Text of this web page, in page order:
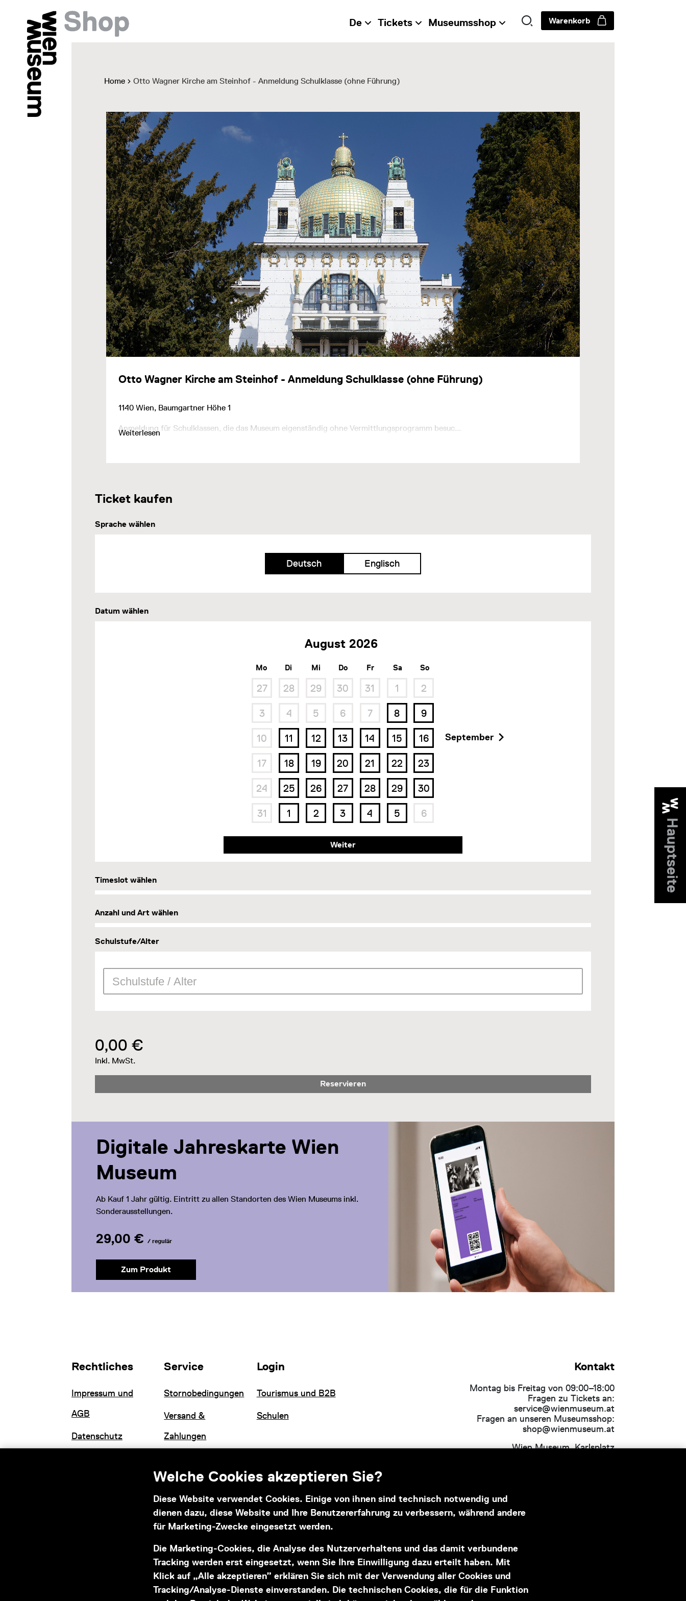
Welche Cookies akzeptieren Sie?
Diese Website verwendet Cookies. Einige von ihnen sind technisch notwendig und
dienen dazu, diese Website und Ihre Benutzererfahrung zu verbessern, während andere
für Marketing-Zwecke eingesetzt werden.
Die Marketing-Cookies, die Analyse des Nutzerverhaltens und das damit verbundene
Tracking werden erst eingesetzt, wenn Sie Ihre Einwilligung dazu erteilt haben. Mit
Klick auf „Alle akzeptieren” erklären Sie sich mit der Verwendung aller Cookies und
Tracking/Analyse-Dienste einverstanden. Die technischen Cookies, die für die Funktion
De Tickets Museumsshop Warenkorb
Home Otto Wagner Kirche am Steinhof - Anmeldung Schulklasse (ohne Führung)
Otto Wagner Kirche am Steinhof - Anmeldung Schulklasse (ohne Führung)
1140 Wien, Baumgartner Höhe 1
Anmeldung für Schulklassen, die das Museum eigenständig ohne Vermittlungsprogramm besuc...
Weiterlesen
Ticket kaufen
Sprache wählen
Deutsch Englisch
Datum wählen
August
September
Mo Di Mi Do Fr Sa So
27 28 29 30 31 1 2
3 4 5 6 7 8 9
10 11 12 13 14 15 16
17 18 19 20 21 22 23
24 25 26 27 28 29 30
31 1 2 3 4 5 6
Weiter
Timeslot wählen
Anzahl und Art wählen
Schulstufe/Alter
0,00 €
Inkl. MwSt.
Reservieren
Digitale Jahreskarte Wien
Museum
Ab Kauf 1 Jahr gültig. Eintritt zu allen Standorten des Wien Museums inkl.
Sonderausstellungen.
29,00 € / regulär
Zum Produkt
Rechtliches
Impressum und
AGB
Datenschutz
Service
Stornobedingungen
Versand &
Zahlungen
Login
Tourismus und B2B
Schulen
Kontakt
Montag bis Freitag von 09:00–18:00
Fragen zu Tickets an:
service@wienmuseum.at
Fragen an unseren Museumsshop:
shop@wienmuseum.at
Wien Museum, Karlsplatz
Informationen zu Ihrem